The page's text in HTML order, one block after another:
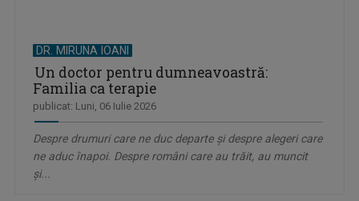
DR. MIRUNA IOANI
Un doctor pentru dumneavoastră:
Familia ca terapie
publicat: Luni, 06 Iulie 2026
Despre drumuri care ne duc departe și despre alegeri care
ne aduc înapoi. Despre români care au trăit, au muncit
și...